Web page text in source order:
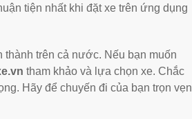
tiện nhất khi đặt xe trên ứng dụng
trên cả nước. Nếu bạn muốn
tham khảo và lựa chọn xe. Chắc
Hãy để chuyến đi của bạn trọn vẹn